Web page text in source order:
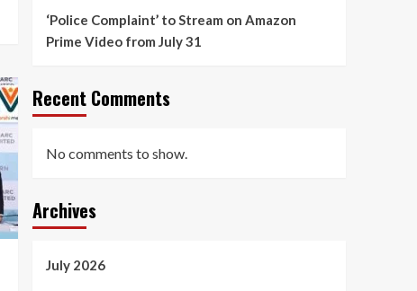
‘Police Complaint’ to Stream on Amazon
Prime Video from July 31
Recent Comments
No comments to show.
Archives
July 2026